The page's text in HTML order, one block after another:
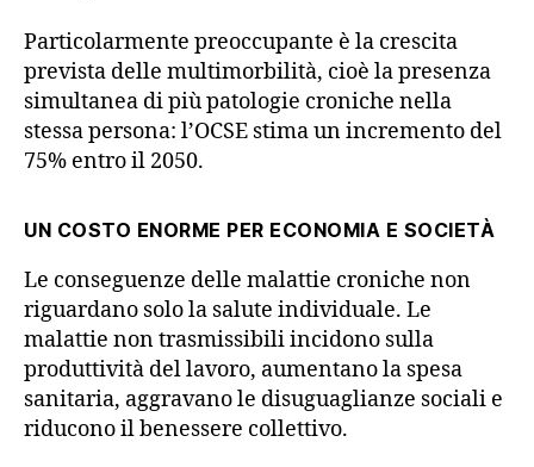
Particolarmente preoccupante è la crescita
prevista delle multimorbilità, cioè la presenza
simultanea di più patologie croniche nella
stessa persona: l’OCSE stima un incremento del
75% entro il 2050.
UN COSTO ENORME PER ECONOMIA E SOCIETÀ
Le conseguenze delle malattie croniche non
riguardano solo la salute individuale. Le
malattie non trasmissibili incidono sulla
produttività del lavoro, aumentano la spesa
sanitaria, aggravano le disuguaglianze sociali e
riducono il benessere collettivo.